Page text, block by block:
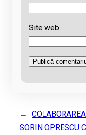
Site web
←
SORIN OPRESCU